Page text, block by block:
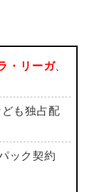
・リーガ、
も独占配
ック契約